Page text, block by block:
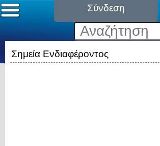
Σύνδεση
Σημεία Ενδιαφέροντος